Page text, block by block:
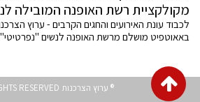
מקולקציית רשת האופנה המובילה
לכבוד עונת האירועים והחגים הקרבים - ערוץ
באאוטפיט מושלם מרשת האופנה לנשים "נפרטיטי"
® ערוץ הצרכנות ALL RIGHTS RESERVED גלילה